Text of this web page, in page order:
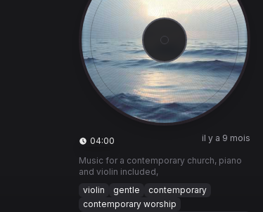
04:00 il y a 9 mois
Music for a contemporary church, piano
and violin included,
violin
gentle
contemporary
contemporary worship